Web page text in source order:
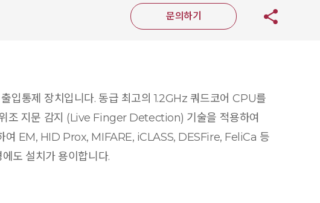
문의하기
통제 장치입니다. 동급 최고의 1.2GHz 쿼드코어 CPU를
조 지문 감지 (Live Finger Detection) 기술을 적용하여
여 EM, HID Prox, MIFARE, iCLASS, DESFire, FeliCa 등
도 설치가 용이합니다.